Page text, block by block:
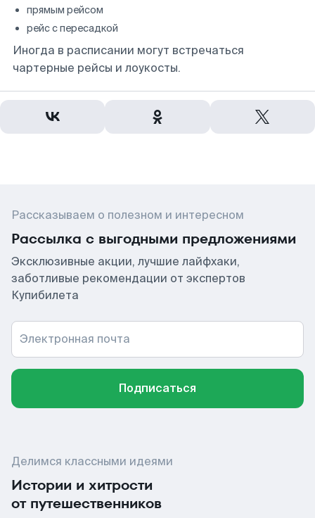
прямым рейсом
рейс с пересадкой
Иногда в расписании могут встречаться
чартерные рейсы и лоукосты.
Рассказываем о полезном и интересном
Рассылка с выгодными предложениями
Эксклюзивные акции, лучшие лайфхаки,
заботливые рекомендации от экспертов
Купибилета
Электронная почта
Подписаться
Делимся классными идеями
Истории и хитрости
от путешественников